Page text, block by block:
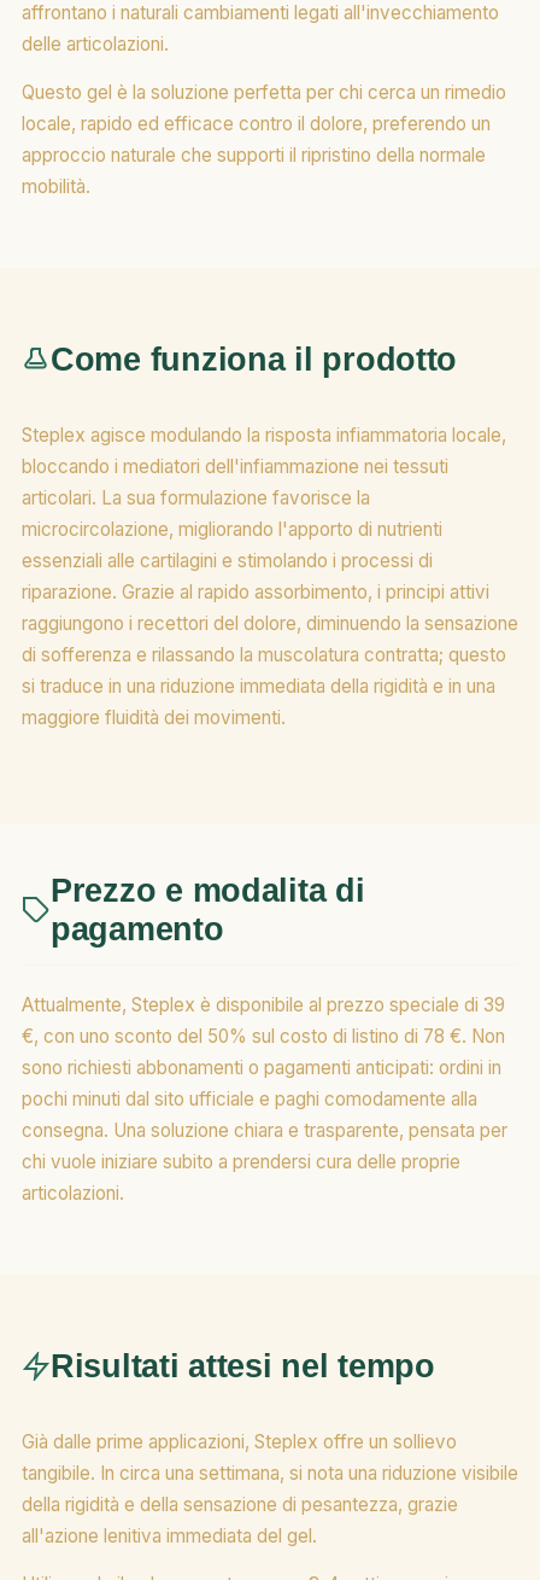
affrontano i naturali cambiamenti legati all'invecchiamento
delle articolazioni.
Questo gel è la soluzione perfetta per chi cerca un rimedio
locale, rapido ed efficace contro il dolore, preferendo un
approccio naturale che supporti il ripristino della normale
mobilità.
Come funziona il prodotto
Steplex agisce modulando la risposta infiammatoria locale,
bloccando i mediatori dell'infiammazione nei tessuti
articolari. La sua formulazione favorisce la
microcircolazione, migliorando l'apporto di nutrienti
essenziali alle cartilagini e stimolando i processi di
riparazione. Grazie al rapido assorbimento, i principi attivi
raggiungono i recettori del dolore, diminuendo la sensazione
di sofferenza e rilassando la muscolatura contratta; questo
si traduce in una riduzione immediata della rigidità e in una
maggiore fluidità dei movimenti.
Prezzo e modalita di
pagamento
Attualmente, Steplex è disponibile al prezzo speciale di 39
€, con uno sconto del 50% sul costo di listino di 78 €. Non
sono richiesti abbonamenti o pagamenti anticipati: ordini in
pochi minuti dal sito ufficiale e paghi comodamente alla
consegna. Una soluzione chiara e trasparente, pensata per
chi vuole iniziare subito a prendersi cura delle proprie
articolazioni.
Risultati attesi nel tempo
Già dalle prime applicazioni, Steplex offre un sollievo
tangibile. In circa una settimana, si nota una riduzione visibile
della rigidità e della sensazione di pesantezza, grazie
all'azione lenitiva immediata del gel.